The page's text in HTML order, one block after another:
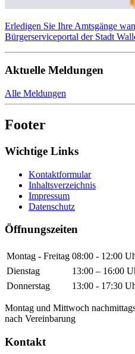
Erledigen Sie Ihre Amtsgänge
Bürgerserviceportal der Stadt
Aktuelle Meldungen
Alle Meldungen
Footer
Wichtige Links
Kontaktformular
Inhaltsverzeichnis
Impressum
Datenschutz
Öffnungszeiten
Montag - Freitag 08:00 - 12:00
Dienstag
13:00 – 16:00
Donnerstag
13:00 - 17:30
Montag und Mittwoch
nach Vereinbarung
Kontakt